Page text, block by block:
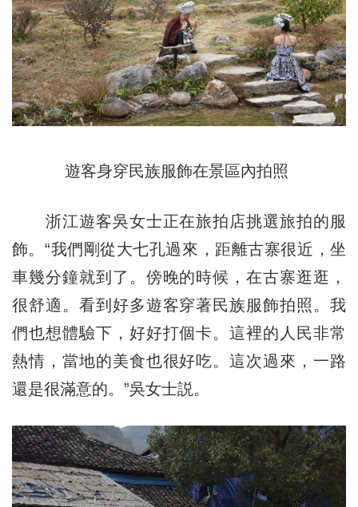
遊客身穿民族服飾在景區內拍照
浙江遊客吳女士正在旅拍店挑選旅拍的服
飾。“我們剛從大七孔過來，距離古寨很近，坐
車幾分鐘就到了。傍晚的時候，在古寨逛逛，
很舒適。看到好多遊客穿著民族服飾拍照。我
們也想體驗下，好好打個卡。這裡的人民非常
熱情，當地的美食也很好吃。這次過來，一路
還是很滿意的。”吳女士説。